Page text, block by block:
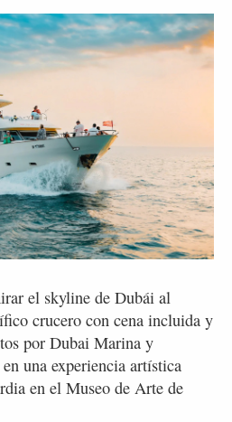
el skyline de Dubái al
crucero con cena incluida y
por Dubai Marina y
una experiencia artística
en el Museo de Arte de